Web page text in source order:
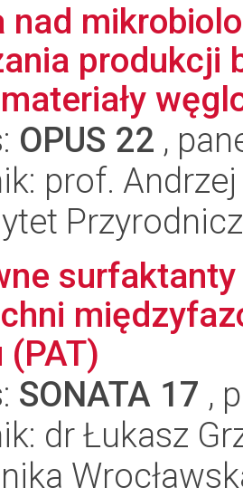
nad
produkcji
OPUS 22 ,
prof. Andrzej
(PAT)
SONATA 17 ,
dr Łukasz